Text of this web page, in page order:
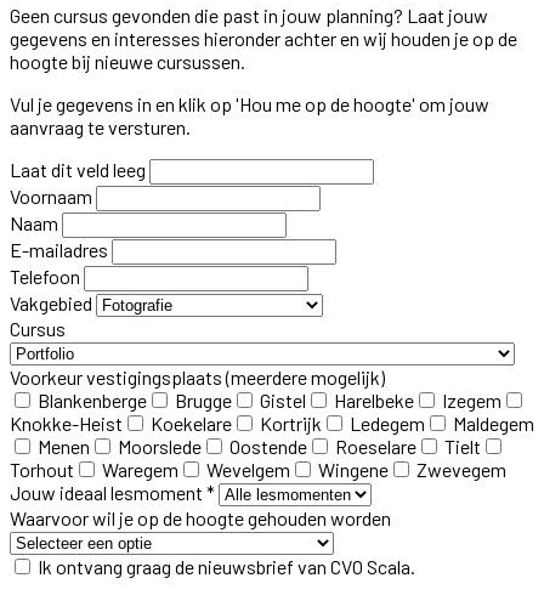
Geen cursus gevonden die past in jouw planning? Laat jouw
gegevens en interesses hieronder achter en wij houden je op de
hoogte bij nieuwe cursussen.
Vul je gegevens in en klik op 'Hou me op de hoogte' om jouw
aanvraag te versturen.
Laat dit veld leeg
Voornaam
Naam
E-mailadres
Telefoon
Vakgebied
Cursus
Voorkeur vestigingsplaats(meerdere mogelijk)
Blankenberge
Brugge Gistel Harelbeke
Izegem
Knokke-Heist
Koekelare Kortrijk Ledegem
Maldegem
Menen
Moorslede Oostende Roeselare
Tielt
Torhout
Waregem Wevelgem Wingene
Zwevegem
Jouw ideaal lesmoment *
Waarvoor wil je op de hoogte gehouden worden
Ik ontvang graag de nieuwsbrief van CVO Scala.